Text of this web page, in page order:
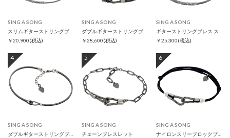
SING A SONG
￥20,900(税込)
SING A SONG
￥28,600(税込)
SING A SONG
￥25,300(税込)
4
SING A SONG
5
SING A SONG
チェーンブレスレット
6
SING A SONG
ナイロンスリーブロックブレスレット